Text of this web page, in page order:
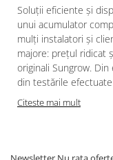
Soluții eficiente și
unui acumulator
mulți instalatori și
majore: prețul ridicat
originali Sungrow.
din testările
Citeste mai mult